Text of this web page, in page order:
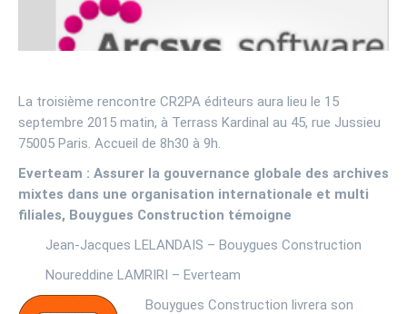
La troisième rencontre CR2PA éditeurs aura lieu le 15
septembre 2015 matin, à Terrass Kardinal au 45, rue Jussieu
75005 Paris. Accueil de 8h30 à 9h.
Everteam : Assurer la gouvernance globale des archives
mixtes dans une organisation internationale et multi
filiales, Bouygues Construction témoigne
Jean-Jacques LELANDAIS – Bouygues Construction
Noureddine LAMRIRI – Everteam
Bouygues Construction livrera son